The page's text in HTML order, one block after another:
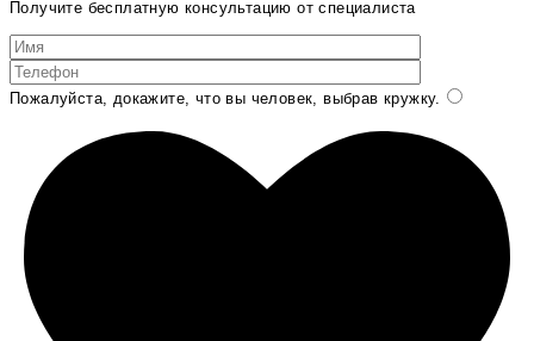
Получите бесплатную консультацию от специалиста
Пожалуйста, докажите, что вы человек, выбрав кружку.